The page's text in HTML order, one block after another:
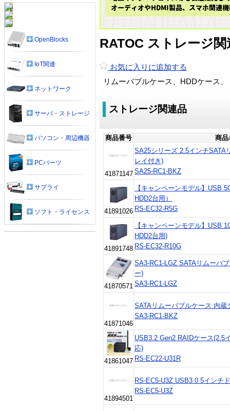
RATOC ストレージ
お気に入りに追加する
リムーバブルケース、HDDケース
ストレージ関連品
商品番号 商品
41871147
SA25シリーズ 2.5インチSATA
レイ付き)
SA25-RC1-BKZ
41891026
【キャンペーンモデル】USB
HDD2台用）
RS-EC32-R5G
41891748
【キャンペーンモデル】USB
HDD2台用)
RS-EC32-R10G
41870571
SA3-RC1-LGZ SATAリムーバ
ー)
SA3-RC1-LGZ
41871046
SATAリムーバブルケース 内蔵
SA3-RC1-BKZ
41861047
USB3.2 Gen2 RAIDケース(2.5
応)
RS-EC22-U31R
41894501
RS-EC5-U3Z USB3.0 5インチ
RS-EC5-U3Z
OpenBlocks
IoT関連
ネットワーク
サーバ・ストレージ
パソコン・周辺機器
PCパーツ
サプライ
ソフト・ライセンス